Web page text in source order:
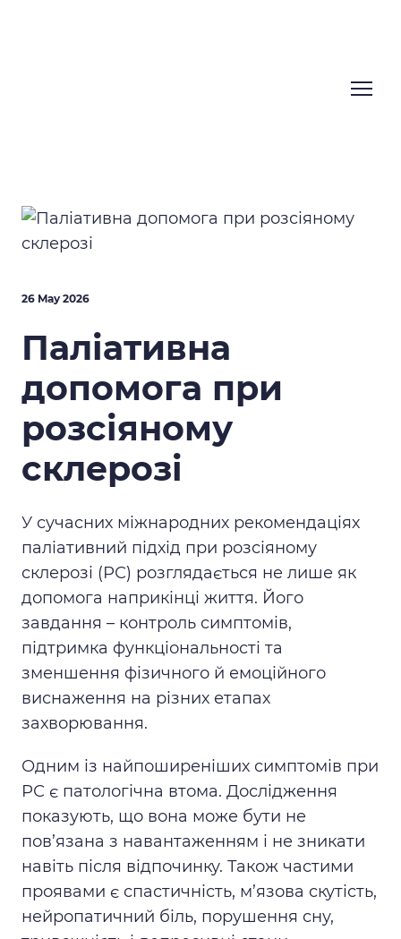
26 May 2026
Паліативна
допомога при
розсіяному
склерозі
У сучасних міжнародних рекомендаціях
паліативний підхід при розсіяному
склерозі (РС) розглядається не лише як
допомога наприкінці життя. Його
завдання – контроль симптомів,
підтримка функціональності та
зменшення фізичного й емоційного
виснаження на різних етапах
захворювання.
Одним із найпоширеніших симптомів при
РС є патологічна втома. Дослідження
показують, що вона може бути не
пов’язана з навантаженням і не зникати
навіть після відпочинку. Також частими
проявами є спастичність, м’язова скутість,
нейропатичний біль, порушення сну,